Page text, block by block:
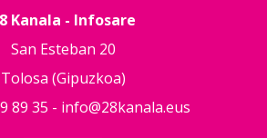
Kanala - Infosare
San Esteban 20
Tolosa (Gipuzkoa)
89 35 - info@28kanala.eus